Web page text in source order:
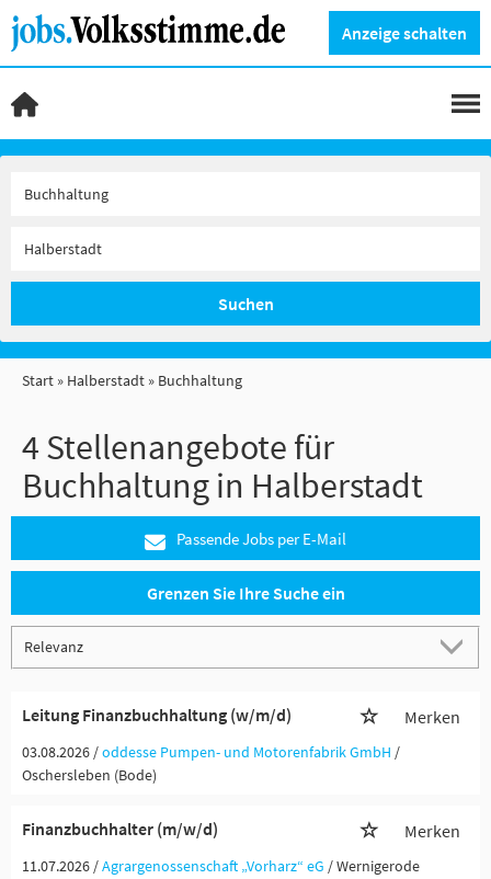
Anzeige schalten
Suchen
Start Halberstadt Buchhaltung
4 Stellenangebote für
Buchhaltung in Halberstadt
Passende Jobs per E-Mail
Grenzen Sie Ihre Suche ein
Leitung Finanzbuchhaltung (w/m/d) Merken
03.08.2026 /oddesse Pumpen- und Motorenfabrik GmbH /
Oschersleben (Bode)
Finanzbuchhalter (m/w/d) Merken
11.07.2026 /Agrargenossenschaft „Vorharz“ eG / Wernigerode